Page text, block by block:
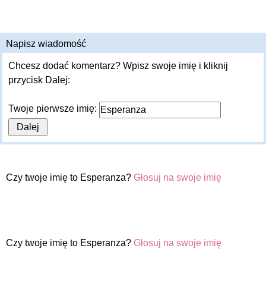
Napisz wiadomość
Chcesz dodać komentarz? Wpisz swoje imię i kliknij
przycisk Dalej:
Twoje pierwsze imię:
Czy twoje imię to Esperanza? Głosuj na swoje imię
Czy twoje imię to Esperanza? Głosuj na swoje imię